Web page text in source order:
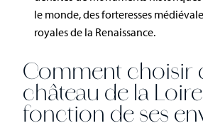
le monde, des forteresses
royales de la Renaissance.
Comment choisir
château de la
fonction de ses